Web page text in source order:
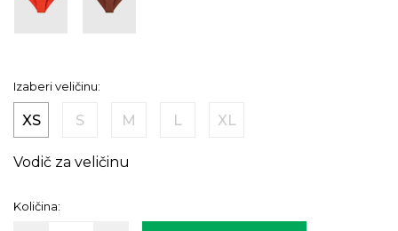
Izaberi veličinu:
XS S M L XL
Vodič za veličinu
Količina: